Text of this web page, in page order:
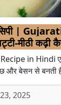
|
मीठी कढ़ी
in Hindi
और बेसन से
2025